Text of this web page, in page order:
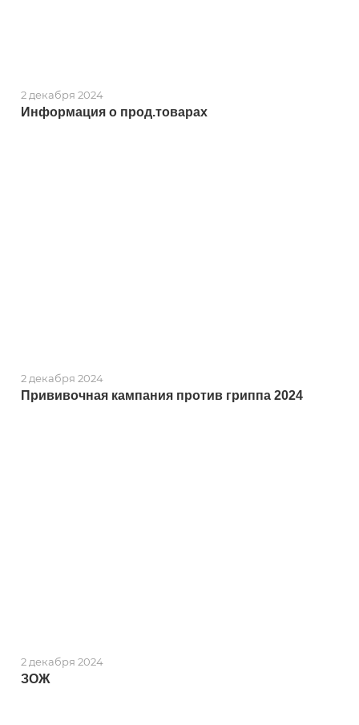
Информация о прод.товарах
2 декабря 2024
Прививочная кампания против гриппа 2024
2 декабря 2024
ЗОЖ
2 декабря 2024